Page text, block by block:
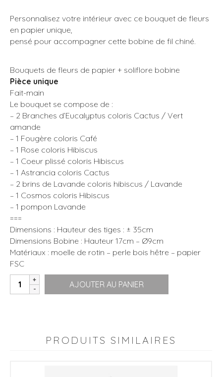
Personnalisez votre intérieur avec ce bouquet de fleurs
en papier unique,
pensé pour accompagner cette bobine de fil chiné.
Bouquets de fleurs de papier + soliflore bobine
Pièce unique
Fait-main
Le bouquet se compose de :
– 2 Branches d’Eucalyptus coloris Cactus / Vert
amande
– 1 Fougère coloris Café
– 1 Rose coloris Hibiscus
– 1 Coeur plissé coloris Hibiscus
– 1 Astrancia coloris Cactus
– 2 brins de Lavande coloris hibiscus / Lavande
– 1 Cosmos coloris Hibiscus
– 1 pompon Lavande
===
Dimensions : Hauteur des tiges : ± 35cm
Dimensions Bobine : Hauteur 17cm – Ø9cm
Matériaux : moelle de rotin – perle bois hêtre – papier
FSC
quantité
AJOUTER AU PANIER
PRODUITS SIMILAIRES